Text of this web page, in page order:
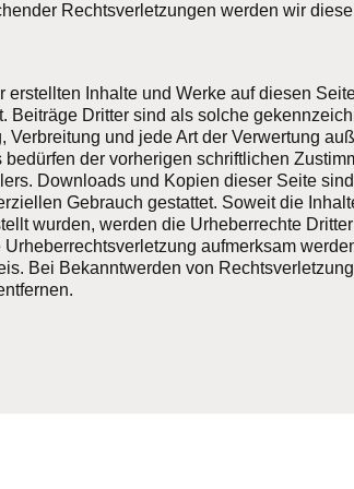
Rechtsverletzungen werden wir
erstellten Inhalte und Werke auf diesen
Beiträge Dritter sind als solche
Verbreitung und jede Art der Verwertung
der vorherigen schriftlichen
Downloads und Kopien dieser Seite
Gebrauch gestattet. Soweit die
wurden, werden die Urheberrechte
aufmerksam
Bei Bekanntwerden von